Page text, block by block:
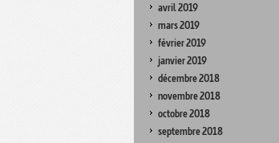
avril 2019
mars 2019
février 2019
janvier 2019
décembre 2018
novembre 2018
octobre 2018
septembre 2018